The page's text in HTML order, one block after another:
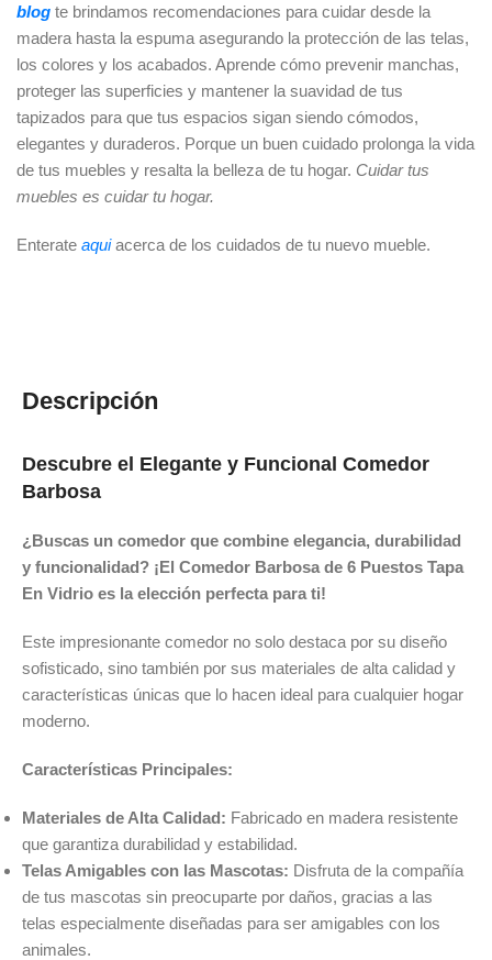
blog te brindamos recomendaciones para cuidar desde la
madera hasta la espuma asegurando la protección de las telas,
los colores y los acabados. Aprende cómo prevenir manchas,
proteger las superficies y mantener la suavidad de tus
tapizados para que tus espacios sigan siendo cómodos,
elegantes y duraderos. Porque un buen cuidado prolonga la vida
de tus muebles y resalta la belleza de tu hogar. Cuidar tus
muebles es cuidar tu hogar.
Enterate aqui acerca de los cuidados de tu nuevo mueble.
Descripción
Descubre el Elegante y Funcional Comedor
Barbosa
¿Buscas un comedor que combine elegancia, durabilidad
y funcionalidad? ¡El Comedor Barbosa de 6 Puestos Tapa
En Vidrio es la elección perfecta para ti!
Este impresionante comedor no solo destaca por su diseño
sofisticado, sino también por sus materiales de alta calidad y
características únicas que lo hacen ideal para cualquier hogar
moderno.
Características Principales:
Materiales de Alta Calidad: Fabricado en madera resistente
que garantiza durabilidad y estabilidad.
Telas Amigables con las Mascotas: Disfruta de la compañía
de tus mascotas sin preocuparte por daños, gracias a las
telas especialmente diseñadas para ser amigables con los
animales.